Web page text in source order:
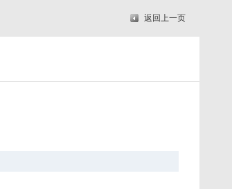
返回上一页